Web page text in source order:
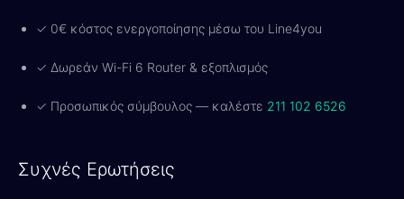
✓ 0€ κόστος ενεργοποίησης μέσω του Line4you
✓ Δωρεάν Wi-Fi 6 Router & εξοπλισμός
✓ Προσωπικός σύμβουλος — καλέστε 211 102 6526
Συχνές Ερωτήσεις